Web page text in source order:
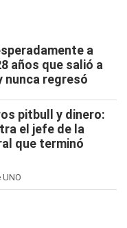
a
años que salió a
nunca regresó
pitbull y dinero:
el jefe de la
que terminó